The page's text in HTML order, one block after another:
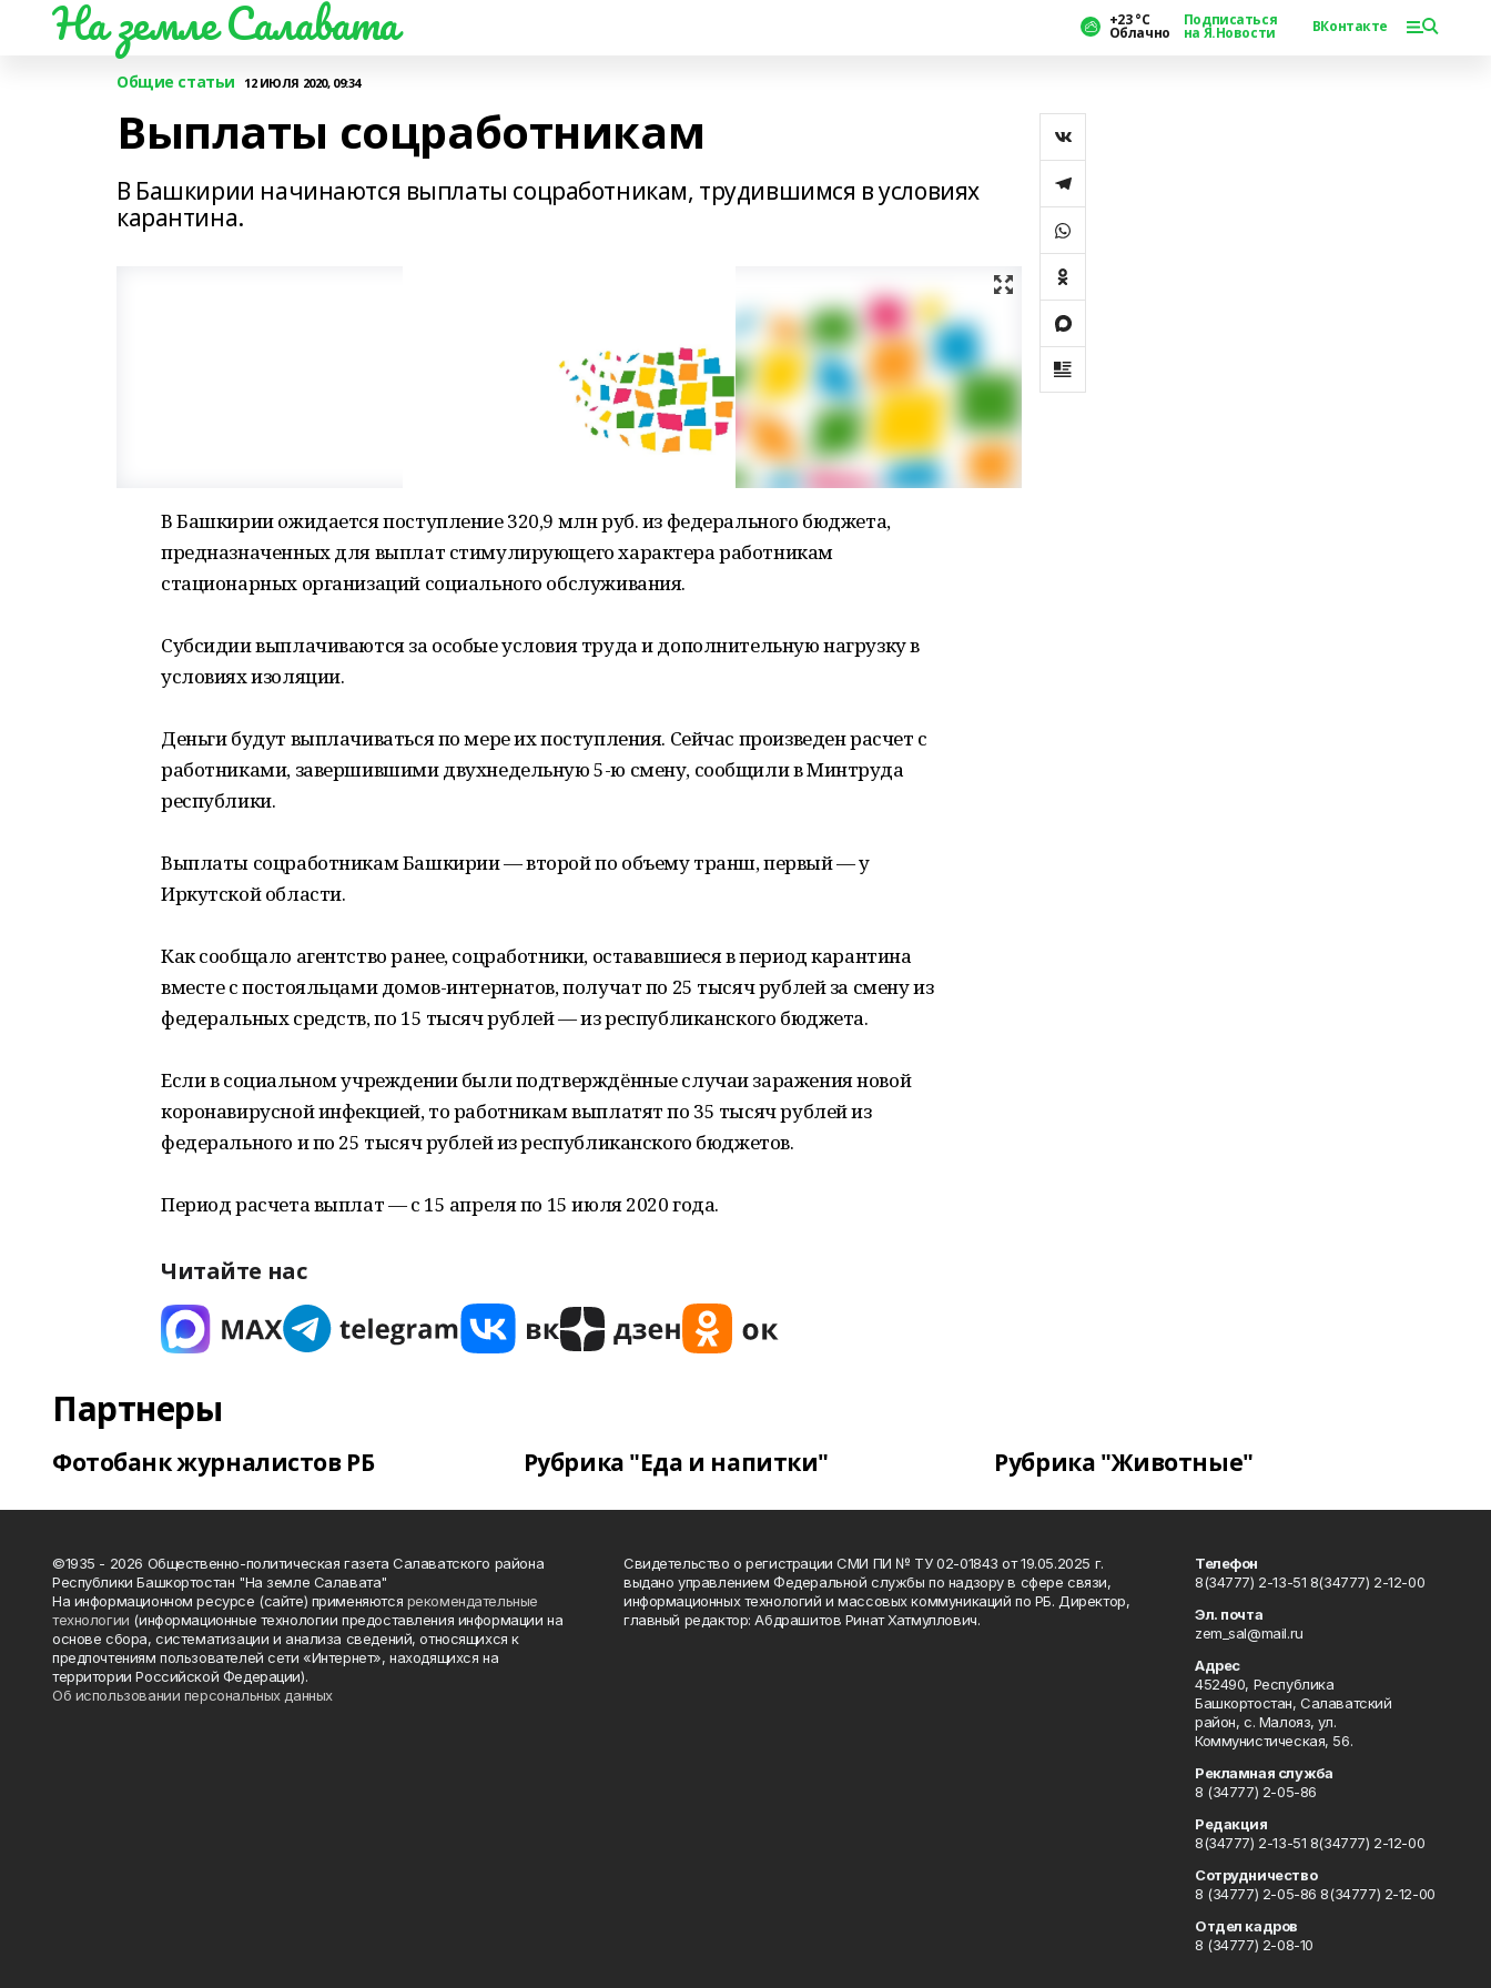
На земле Салавата +23 °С
Облачно
Подписаться
на Я.Новости ВКонтакте
Общие статьи 12 ИЮЛЯ 2020, 09:34
Выплаты соцработникам
В Башкирии начинаются выплаты соцработникам, трудившимся в условиях
карантина.
В Башкирии ожидается поступление 320,9 млн руб. из федерального бюджета,
предназначенных для выплат стимулирующего характера работникам
стационарных организаций социального обслуживания.
Субсидии выплачиваются за особые условия труда и дополнительную нагрузку в
условиях изоляции.
Деньги будут выплачиваться по мере их поступления. Сейчас произведен расчет с
работниками, завершившими двухнедельную 5-ю смену, сообщили в Минтруда
республики.
Выплаты соцработникам Башкирии — второй по объему транш, первый — у
Иркутской области.
Как сообщало агентство ранее, соцработники, остававшиеся в период карантина
вместе с постояльцами домов-интернатов, получат по 25 тысяч рублей за смену из
федеральных средств, по 15 тысяч рублей — из республиканского бюджета.
Если в социальном учреждении были подтверждённые случаи заражения новой
коронавирусной инфекцией, то работникам выплатят по 35 тысяч рублей из
федерального и по 25 тысяч рублей из республиканского бюджетов.
Период расчета выплат — с 15 апреля по 15 июля 2020 года.
Читайте нас
Партнеры
Фотобанк журналистов РБ Рубрика "Еда и напитки" Рубрика "Животные"
©1935 - 2026 Общественно-политическая газета Салаватского района
Республики Башкортостан "На земле Салавата"
На информационном ресурсе (сайте) применяются рекомендательные
технологии (информационные технологии предоставления информации на
основе сбора, систематизации и анализа сведений, относящихся к
предпочтениям пользователей сети «Интернет», находящихся на
территории Российской Федерации).
Об использовании персональных данных
Свидетельство о регистрации СМИ ПИ № ТУ 02-01843 от 19.05.2025 г.
выдано управлением Федеральной службы по надзору в сфере связи,
информационных технологий и массовых коммуникаций по РБ. Директор,
главный редактор: Абдрашитов Ринат Хатмуллович.
Телефон
8(34777) 2-13-51 8(34777) 2-12-00
Эл. почта
zem_sal@mail.ru
Адрес
452490, Республика
Башкортостан, Салаватский
район, с. Малояз, ул.
Коммунистическая, 56.
Рекламная служба
8 (34777) 2-05-86
Редакция
8(34777) 2-13-51 8(34777) 2-12-00
Сотрудничество
8 (34777) 2-05-86 8(34777) 2-12-00
Отдел кадров
8 (34777) 2-08-10